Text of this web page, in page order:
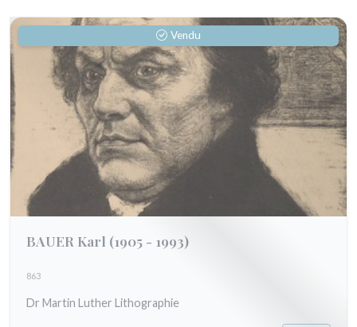
Vendu
BAUER Karl (1905 - 1993)
863
Dr Martin Luther Lithographie